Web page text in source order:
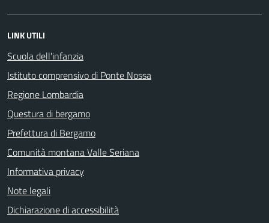
LINK UTILI
Scuola dell'infanzia
Istituto comprensivo di Ponte Nossa
Regione Lombardia
Questura di bergamo
Prefettura di Bergamo
Comunità montana Valle Seriana
Informativa privacy
Note legali
Dichiarazione di accessibilità